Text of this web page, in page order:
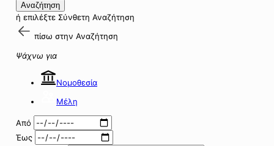
Αναζήτηση
ή επιλέξτε Σύνθετη Αναζήτηση
πίσω στην Αναζήτηση
Ψάχνω για
Νομοθεσία
Μέλη
Από
Έως